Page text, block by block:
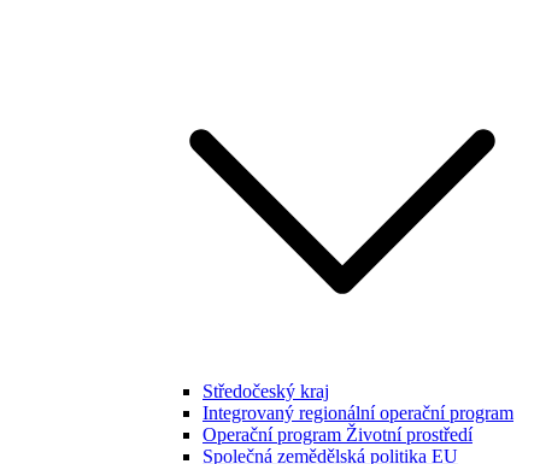
Středočeský kraj
Integrovaný regionální operační program
Operační program Životní prostředí
Společná zemědělská politika EU